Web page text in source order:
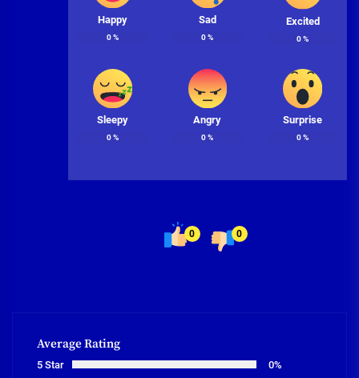
Happy
0%
Sad
0%
Excited
0%
Sleepy
0%
Angry
0%
Surprise
0%
0 0
Average Rating
5 Star
0%